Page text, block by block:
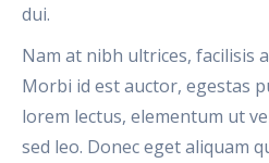
dui.
Nam at nibh ultrices, facilisis
Morbi id est auctor, egestas
lorem lectus, elementum ut
sed leo. Donec eget aliquam